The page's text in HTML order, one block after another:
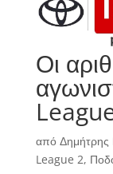
Οι
από
League 2,